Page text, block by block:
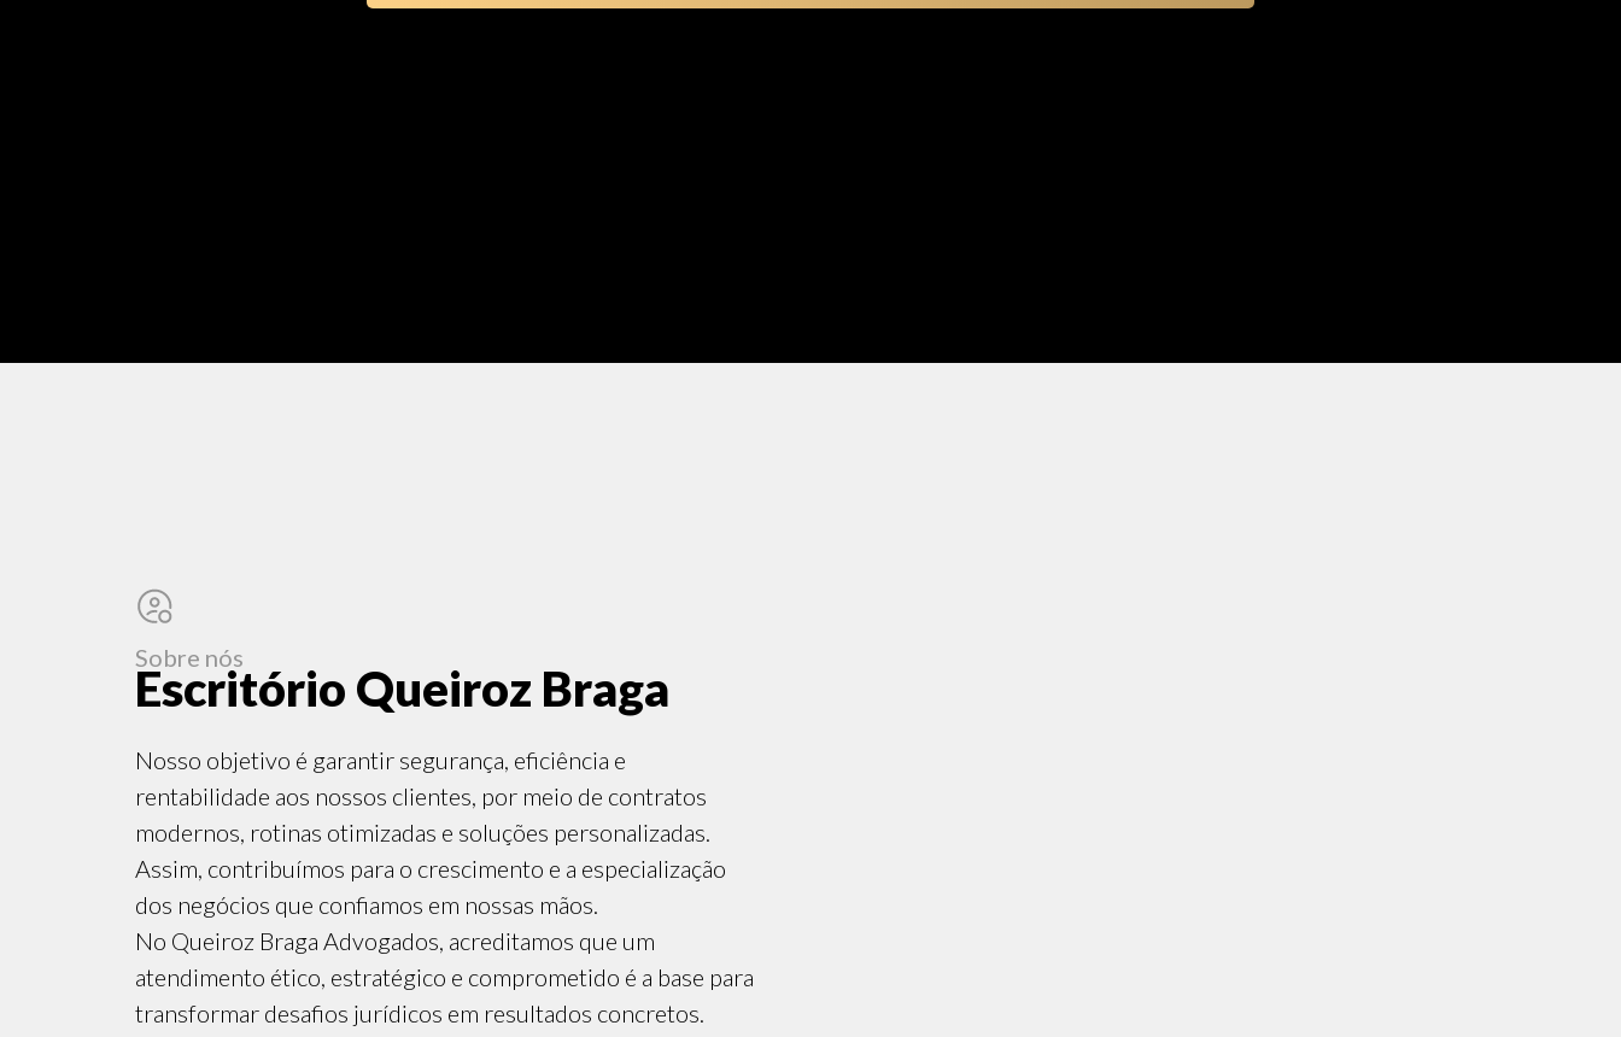
Sobre nós
Escritório Queiroz Braga
Nosso objetivo é garantir segurança, eficiência e
rentabilidade aos nossos clientes, por meio de contratos
modernos, rotinas otimizadas e soluções personalizadas.
Assim, contribuímos para o crescimento e a especialização
dos negócios que confiamos em nossas mãos.
No Queiroz Braga Advogados, acreditamos que um
atendimento ético, estratégico e comprometido é a base para
transformar desafios jurídicos em resultados concretos.